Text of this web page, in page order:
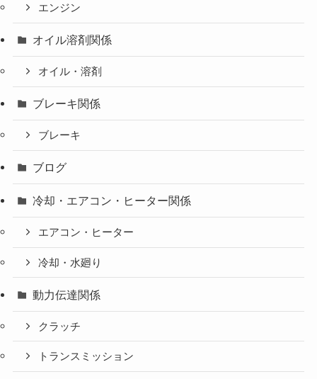
エンジン
オイル溶剤関係
オイル・溶剤
ブレーキ関係
ブレーキ
ブログ
冷却・エアコン・ヒーター関係
エアコン・ヒーター
冷却・水廻り
動力伝達関係
クラッチ
トランスミッション